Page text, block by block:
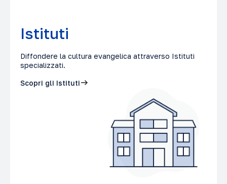
Istituti
Diffondere la cultura evangelica attraverso Istituti
specializzati.
Scopri gli Istituti